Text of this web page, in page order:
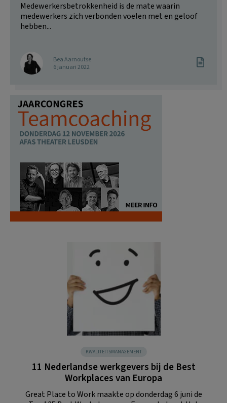
Medewerkersbetrokkenheid is de mate waarin
medewerkers zich verbonden voelen met en geloof
hebben...
Bea Aarnoutse
6 januari 2022
KWALITEITSMANAGEMENT
11 Nederlandse werkgevers bij de Best
Workplaces van Europa
Great Place to Work maakte op donderdag 6 juni de